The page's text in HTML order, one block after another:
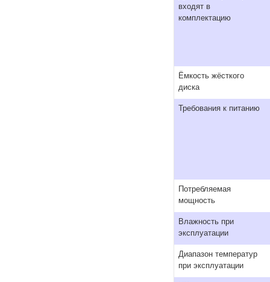
входят в
комплектацию
Ёмкость жёсткого
диска
Требования к питанию
Потребляемая
мощность
Влажность при
эксплуатации
Диапазон температур
при эксплуатации